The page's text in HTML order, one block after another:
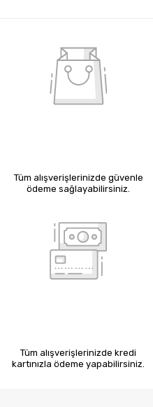
Tüm alışverişlerinizde güvenle
ödeme sağlayabilirsiniz.
Tüm alışverişlerinizde kredi
kartınızla ödeme yapabilirsiniz.